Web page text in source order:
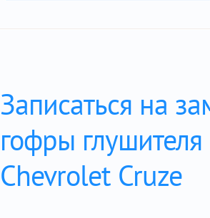
Записаться на
гофры глушителя
Chevrolet Cruze